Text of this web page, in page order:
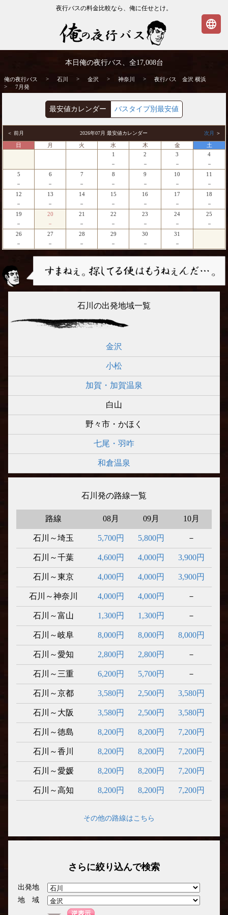
夜行バスの料金比較なら、俺に任せとけ。
| 俺の夜行バス
本日俺の夜行バス、全17,008台
俺の夜行バス > 石川 > 金沢 > 神奈川 >
夜行バス 金沢 横浜
>
7月発
最安値カレンダー バスタイプ別最安値
＜ 前月 2026年07月 最安値カレンダー 次月 ＞
日 月 火 水 木 金
土
1
－
2
－
3
－
4
－
5
－
6
－
7
－
8
－
9
－
10
－
11
－
12
－
13
－
14
－
15
－
16
－
17
－
18
－
19
－
20
－
21
－
22
－
23
－
24
－
25
－
26
－
27
－
28
－
29
－
30
－
31
－
石川の出発地域一覧
金沢
小松
加賀・加賀温泉
白山
野々市・かほく
七尾・羽咋
和倉温泉
石川発の路線一覧
路線 08月 09月 10月
石川～埼玉 5,700円 5,800円 －
石川～千葉 4,600円 4,000円 3,900円
石川～東京 4,000円 4,000円 3,900円
石川～神奈川 4,000円 4,000円 －
石川～富山 1,300円 1,300円 －
石川～岐阜 8,000円 8,000円 8,000円
石川～愛知 2,800円 2,800円 －
石川～三重 6,200円 5,700円 －
石川～京都 3,580円 2,500円 3,580円
石川～大阪 3,580円 2,500円 3,580円
石川～徳島 8,200円 8,200円 7,200円
石川～香川 8,200円 8,200円 7,200円
石川～愛媛 8,200円 8,200円 7,200円
石川～高知 8,200円 8,200円 7,200円
その他の路線はこちら
さらに絞り込んで検索
出発地
地 域
language